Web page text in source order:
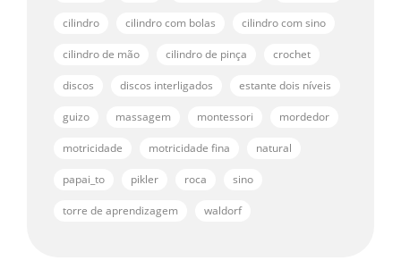
cilindro cilindro com bolas cilindro com sino
cilindro de mão cilindro de pinça crochet
discos discos interligados estante dois níveis
guizo massagem montessori mordedor
motricidade motricidade fina natural
papai_to pikler roca sino
torre de aprendizagem waldorf